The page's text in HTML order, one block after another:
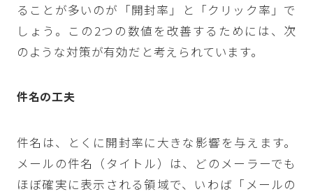
ることが多いのが「開封率」と「クリック率」で
しょう。この2つの数値を改善するためには、次
のような対策が有効だと考えられています。
件名の工夫
件名は、とくに開封率に大きな影響を与えます。
メールの件名（タイトル）は、どのメーラーでも
ほぼ確実に表示される領域で、いわば「メールの